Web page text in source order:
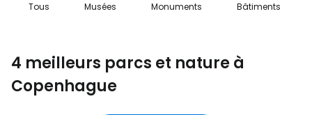
Tous Musées Monuments Bâtiments
4 meilleurs parcs et nature à
CopenhaguePoursuivre avec le courrier